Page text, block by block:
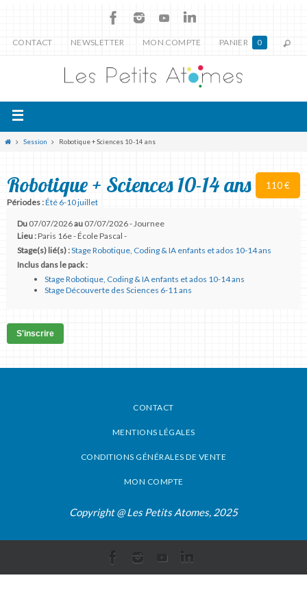
CONTACT NEWSLETTER MON COMPTE PANIER 0
Session Robotique + Sciences 10-14 ans
110 €
Robotique + Sciences 10-14 ans
Périodes :Été 6-10 juillet
Du 07/07/2026au 07/07/2026 - Journee
Lieu :Paris 16e - École Pascal -
Stage(s) lié(s) :Stage Robotique, Coding & IA enfants et ados 10-14 ans
Inclus dans le pack :
Stage Robotique, Coding & IA enfants et ados 10-14 ans
Stage Découverte des Sciences 6-11 ans
S'inscrire
CONTACT
MENTIONS LÉGALES
CONDITIONS GÉNÉRALES DE VENTE
MON COMPTE
Copyright @ Les Petits Atomes, 2025